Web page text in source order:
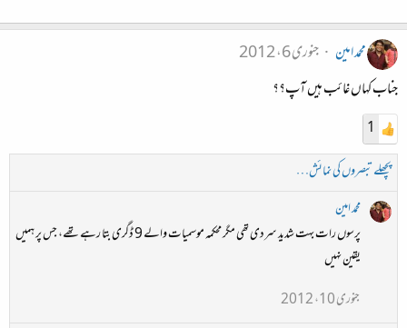
محمد امین
جنوری 6، 2012
جناب کہاں غائب ہیں آپ؟؟
1
پچھلے تبصروں کی نمائش…
محمد امین
پرسوں رات بہت شدید سردی تھی مگر محکمہ موسمیات والے 9 ڈگری بتا رہے تھے، جس پر ہمیں
یقین نہیں
جنوری 10، 2012